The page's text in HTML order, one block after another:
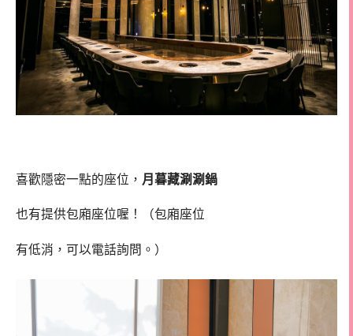
喜歡隱密一點的座位， 月暮藏涮涮鍋
也有提供包廂座位喔！（包廂座位
有低消，可以電話詢問。）